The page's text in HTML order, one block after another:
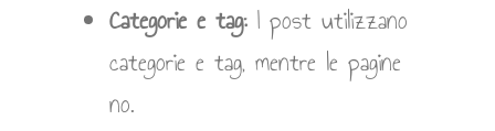
Categorie e tag: I post utilizzano
categorie e tag, mentre le pagine
no.